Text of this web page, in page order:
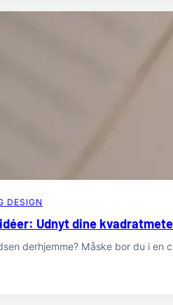
DESIGN
Udnyt dine
derhjemme? Måske bor du i